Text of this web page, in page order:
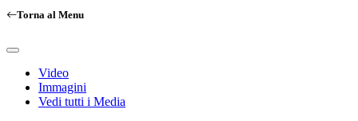
Torna al Menu
Video
Immagini
Vedi tutti i Media